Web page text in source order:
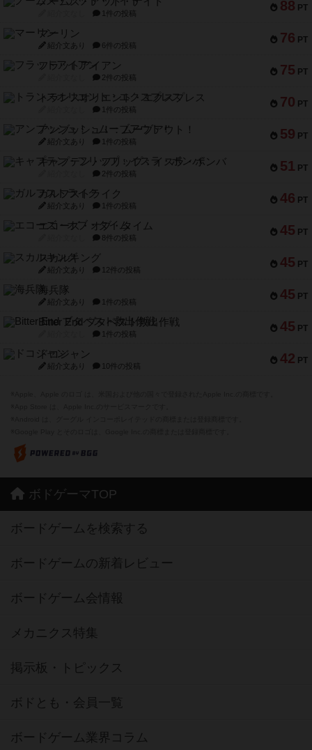
88 PT
1件の投稿
76 PT
マーリン
紹介文あり 6件の投稿
75 PT
フラットアイアン
2件の投稿
70 PT
トランスオリエント・エクスプレス
1件の投稿
59 PT
アンブッシュ！：ムーブアウト！
紹介文あり 1件の投稿
51 PT
キャプテン・フリップ：イスラ・ボンバ
2件の投稿
46 PT
ガルフストライク
紹介文あり 1件の投稿
45 PT
エコーズ・オブ・タイム
8件の投稿
45 PT
スカルキング
紹介文あり 12件の投稿
45 PT
海兵隊
紹介文あり 1件の投稿
45 PT
Bitter End ブタペスト救出作戦
1件の投稿
42 PT
ドコジャン
紹介文あり 10件の投稿
ボドゲーマTOP
ボードゲームを検索する
ボードゲームの新着レビュー
ボードゲーム会情報
メカニクス特集
掲示板・トピックス
ボドとも・会員一覧
ボードゲーム業界コラム